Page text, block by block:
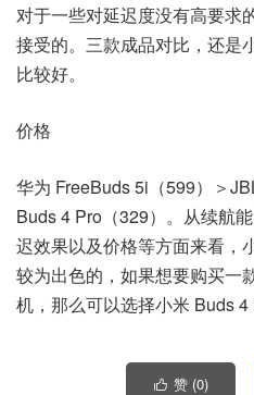
对于一些对延迟度没有高要求
接受的。三款成品对比，还是
比较好。
价格
华为 FreeBuds 5i（599）＞
Buds 4 Pro（329）。从续航
迟效果以及价格等方面来看，
较为出色的，如果想要购买一
机，那么可以选择小米 Buds 4
 赞 (0)